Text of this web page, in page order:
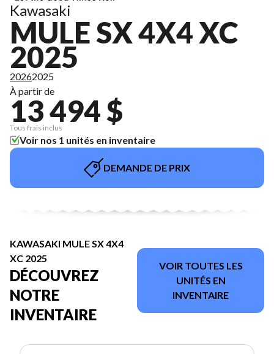
Kawasaki
MULE SX 4X4 XC
2025
20262025
À partir de
13 494 $
Tous frais inclus
Voir nos 1 unités en inventaire
DEMANDE DE PRIX
KAWASAKI MULE SX 4X4
XC 2025
DÉCOUVREZ
NOTRE
INVENTAIRE
VOIR TOUTES LES
UNITÉS EN
INVENTAIRE